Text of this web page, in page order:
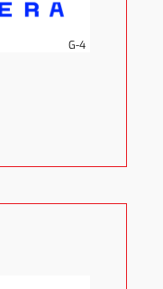
G-4